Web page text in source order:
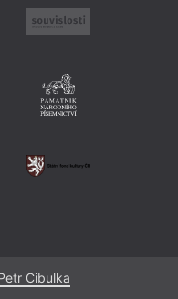
Cibulka